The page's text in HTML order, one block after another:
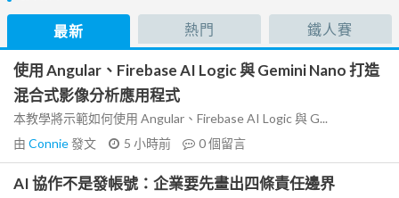
最新 熱門 鐵人賽
使用 Angular、Firebase AI Logic 與 Gemini Nano 打造
混合式影像分析應用程式
本教學將示範如何使用 Angular、Firebase AI Logic 與 G...
由 Connie發文 5 小時前 0個留言
AI 協作不是發帳號：企業要先畫出四條責任邊界